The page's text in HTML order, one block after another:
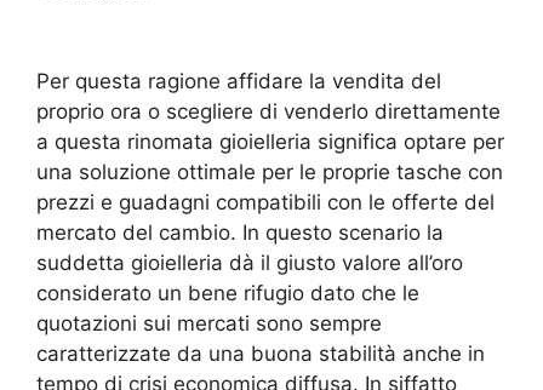
Per questa ragione affidare la vendita del
proprio ora o scegliere di venderlo direttamente
a questa rinomata gioielleria significa optare per
una soluzione ottimale per le proprie tasche con
prezzi e guadagni compatibili con le offerte del
mercato del cambio. In questo scenario la
suddetta gioielleria dà il giusto valore all’oro
considerato un bene rifugio dato che le
quotazioni sui mercati sono sempre
caratterizzate da una buona stabilità anche in
tempo di crisi economica diffusa. In siffatto